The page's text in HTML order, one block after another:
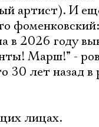
артист). И
в 2026 году
Марш!” -
30 лет назад в
лицах.